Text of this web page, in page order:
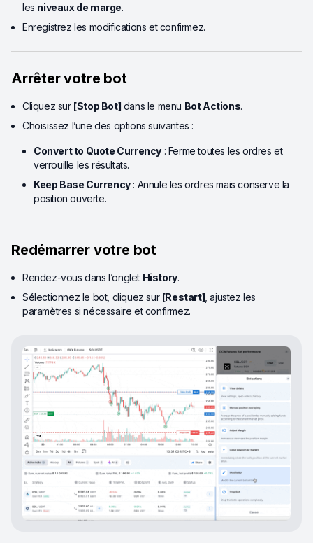
les niveaux de marge.
Enregistrez les modifications et confirmez.
Arrêter votre bot
Cliquez sur [Stop Bot] dans le menu Bot Actions.
Choisissez l’une des options suivantes :
Convert to Quote Currency : Ferme toutes les ordres et
verrouille les résultats.
Keep Base Currency: Annule les ordres mais conserve la
position ouverte.
Redémarrer votre bot
Rendez-vous dans l’onglet History.
Sélectionnez le bot, cliquez sur [Restart] , ajustez les
paramètres si nécessaire et confirmez.